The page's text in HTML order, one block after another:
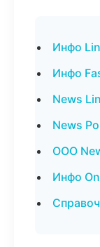
Инфо
Инфо
News
News
ООО
Инфо